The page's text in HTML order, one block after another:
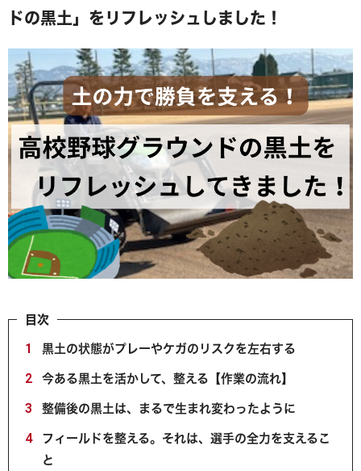
ドの黒土」をリフレッシュしました！
目次
1 黒土の状態がプレーやケガのリスクを左右する
2 今ある黒土を活かして、整える【作業の流れ】
3 整備後の黒土は、まるで生まれ変わったように
4
フィールドを整える。それは、選手の全力を支えるこ
と